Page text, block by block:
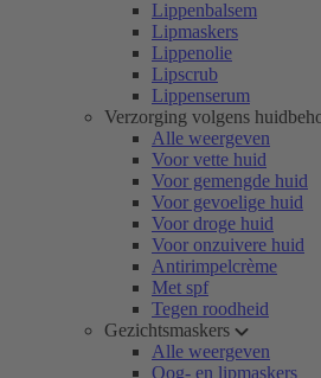
Lippenbalsem
Lipmaskers
Lippenolie
Lipscrub
Lippenserum
Verzorging volgens
Alle weergeven
Voor vette huid
Voor gemengde huid
Voor gevoelige huid
Voor droge huid
Voor onzuivere huid
Antirimpelcrème
Met spf
Tegen roodheid
Gezichtsmaskers
Alle weergeven
Oog- en lipmaskers